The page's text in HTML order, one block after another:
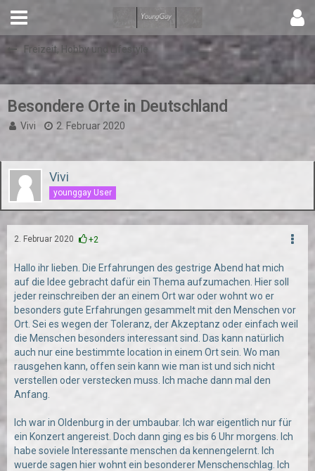
Freizeit, Hobby und Lifestyle
Besondere Orte in Deutschland
Vivi 2. Februar 2020
Vivi
younggay User
2. Februar 2020 +2
Hallo ihr lieben. Die Erfahrungen des gestrige Abend hat mich
auf die Idee gebracht dafür ein Thema aufzumachen. Hier soll
jeder reinschreiben der an einem Ort war oder wohnt wo er
besonders gute Erfahrungen gesammelt mit den Menschen vor
Ort. Sei es wegen der Toleranz, der Akzeptanz oder einfach weil
die Menschen besonders interessant sind. Das kann natürlich
auch nur eine bestimmte location in einem Ort sein. Wo man
rausgehen kann, offen sein kann wie man ist und sich nicht
verstellen oder verstecken muss. Ich mache dann mal den
Anfang.
Ich war in Oldenburg in der umbaubar. Ich war eigentlich nur für
ein Konzert angereist. Doch dann ging es bis 6 Uhr morgens. Ich
habe soviele Interessante menschen da kennengelernt. Ich
wuerde sagen hier wohnt ein besonderer Menschenschlag. Ich